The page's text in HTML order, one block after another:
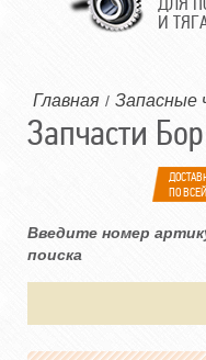
И
Главная / Запасные
Запчасти Бор
ПО
Введите номер
поиска